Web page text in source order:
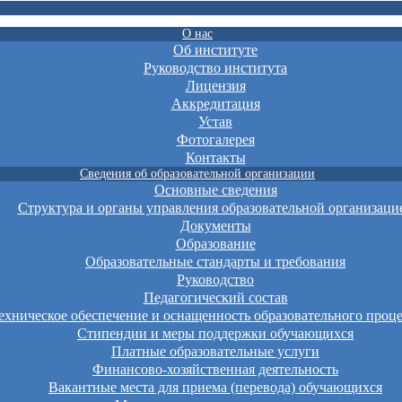
О нас
Об институте
Руководство института
Лицензия
Аккредитация
Устав
Фотогалерея
Контакты
Сведения об образовательной организации
Основные сведения
Структура и органы управления образовательной
Документы
Образование
Образовательные стандарты и требования
Руководство
Педагогический состав
обеспечение и оснащенность образовательного
Стипендии и меры поддержки обучающихся
Платные образовательные услуги
Финансово-хозяйственная деятельность
Вакантные места для приема (перевода) обучающихся